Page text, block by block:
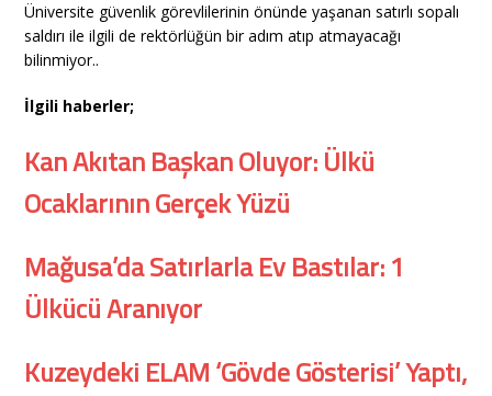
Üniversite güvenlik görevlilerinin önünde yaşanan satırlı sopalı
saldırı ile ilgili de rektörlüğün bir adım atıp atmayacağı
bilinmiyor..
İlgili haberler;
Kan Akıtan Başkan Oluyor: Ülkü
Ocaklarının Gerçek Yüzü
Mağusa’da Satırlarla Ev Bastılar: 1
Ülkücü Aranıyor
Kuzeydeki ELAM ‘Gövde Gösterisi’ Yaptı,